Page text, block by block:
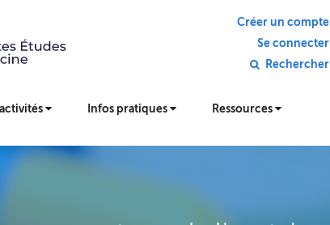
Créer un compte
Se connecter
Rechercher
Infos pratiques Ressources